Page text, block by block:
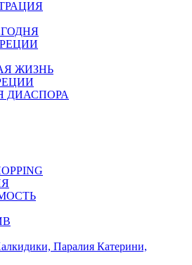
ЖИЗНЬ
ДИАСПОРА
Паралия Катерини,